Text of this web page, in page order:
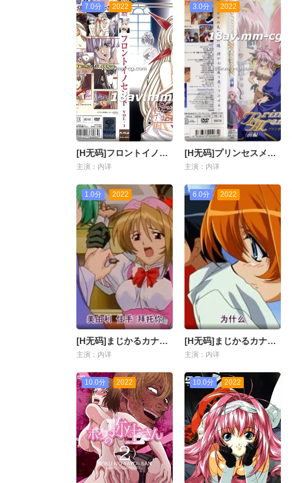
7.0分 2022
[H无码]フロントイノセント ～もうひとつのレディイノセント～１
主演：内详
3.0分 2022
[H无码]プリンセスメモリー 前编
主演：内详
1.0分 2022
[H无码]まじかるカナン Vol.2
主演：内详
6.0分 2022
[H无码]まじかるカナン Vol.4
主演：内详
10.0分 2022 10.0分 2022